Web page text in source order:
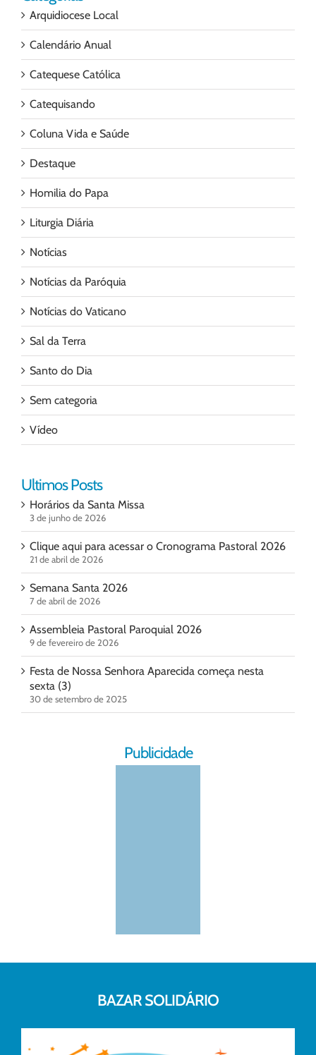
Arquidiocese Local
Calendário Anual
Catequese Católica
Catequisando
Coluna Vida e Saúde
Destaque
Homilia do Papa
Liturgia Diária
Notícias
Notícias da Paróquia
Notícias do Vaticano
Sal da Terra
Santo do Dia
Sem categoria
Vídeo
Ultimos Posts
Horários da Santa Missa
3 de junho de 2026
Clique aqui para acessar o Cronograma Pastoral 2026
21 de abril de 2026
Semana Santa 2026
7 de abril de 2026
Assembleia Pastoral Paroquial 2026
9 de fevereiro de 2026
Festa de Nossa Senhora Aparecida começa nesta
sexta (3)
30 de setembro de 2025
Publicidade
BAZAR SOLIDÁRIO